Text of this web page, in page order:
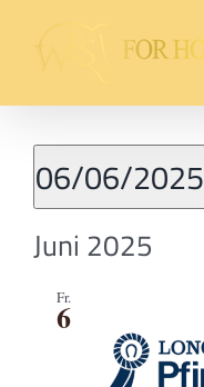
Inhalt
springen
06/06/2025
Datum
wählen.
Juni 2025
Fr.
6